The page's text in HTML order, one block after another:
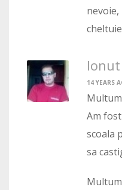
nevoie,
14 YEARS
Am
scoala
sa